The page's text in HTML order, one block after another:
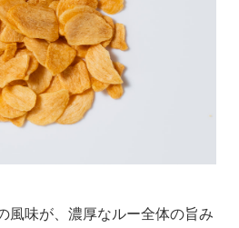
味が、濃厚なルー全体の旨み